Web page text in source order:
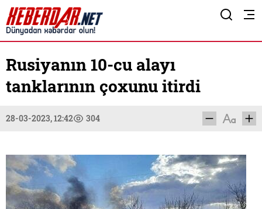
Rusiyanın 10-cu alayı
tanklarının çoxunu itirdi
28-03-2023, 12:42 304